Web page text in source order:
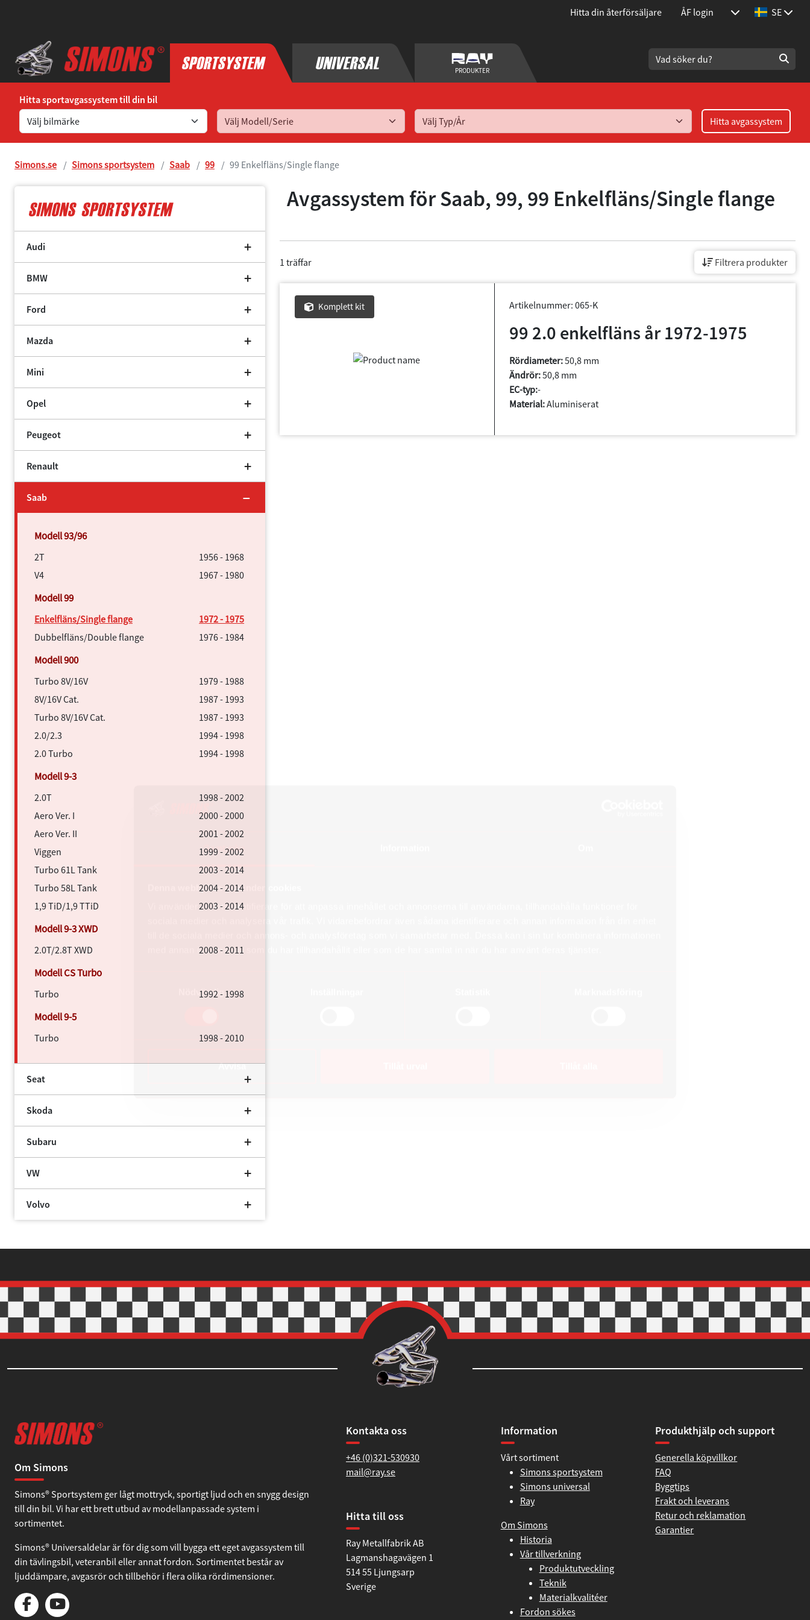
Samtycke
Denna webbplats använder cookies
Vi använder enhetsidentifierare för att anpassa innehållet och annonserna till användarna, tillhandahålla funktioner för
med annan information som du har tillhandahållit eller som de har samlat in när du har använt deras tjänster.
Nödvändig
Avvisa
Hitta din återförsäljare ÅF login SE
PRODUKTER
Hitta sportavgassystem till din bil
Välj Typ/År
Hitta avgassystem
Simons.se Simons sportsystem Saab 99 99 Enkelfläns/Single flange
Audi
BMW
Ford
Mazda
Mini
Opel
Peugeot
Renault
Saab
2T
1956 - 1968
V4
1967 - 1980
Enkelfläns/Single flange
1972 - 1975
Dubbelfläns/Double flange
1976 - 1984
Turbo 8V/16V
1979 - 1988
8V/16V Cat.
1987 - 1993
Turbo 8V/16V Cat.
1987 - 1993
2.0/2.3
1994 - 1998
2.0 Turbo
1994 - 1998
2.0T
1998 - 2002
Aero Ver. I
2000 - 2000
Aero Ver. II
2001 - 2002
Viggen
1999 - 2002
Turbo 61L Tank
2003 - 2014
Turbo 58L Tank
2004 - 2014
1,9 TiD/1,9 TTiD
2003 - 2014
2.0T/2.8T XWD 2008 - 2011
Turbo 1992 - 1998
Turbo 1998 - 2010
Seat
Skoda
Subaru
VW
Volvo
Avgassystem förSaab, 99, 99 Enkelfläns/Single flange
1 träffar Filtrera produkter
Komplett kit Artikelnummer: 065-K
99 2.0 enkelfläns år 1972-1975
Rördiameter:50,8 mm
Ändrör:50,8 mm
EC-typ:-
Material:Aluminiserat
Om Simons
Simons® Sportsystem ger lågt mottryck, sportigt ljud och en snygg design
till din bil. Vi har ett brett utbud av modellanpassade system i
sortimentet.
Simons® Universaldelar är för dig som vill bygga ett eget avgassystem till
din tävlingsbil, veteranbil eller annat fordon. Sortimentet består av
ljuddämpare, avgasrör och tillbehör i flera olika rördimensioner.
Kontakta oss
+46 (0)321-530930
mail@ray.se
Hitta till oss
Ray Metallfabrik AB
Lagmanshagavägen 1
514 55 Ljungsarp
Sverige
Information
Vårt sortiment
Simons sportsystem
Simons universal
Ray
Om Simons
Historia
Vår tillverkning
Produktutveckling
Teknik
Materialkvalitéer
Fordon sökes
Produkthjälp och support
Generella köpvillkor
FAQ
Byggtips
Frakt och leverans
Retur och reklamation
Garantier